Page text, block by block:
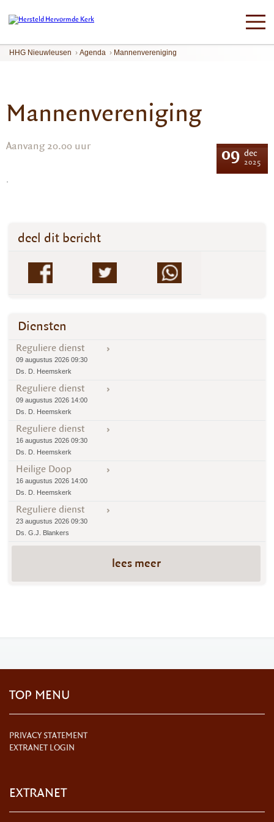
HHG Nieuwleusen › Agenda › Mannenvereniging
Mannenvereniging
Aanvang 20.00 uur 09 dec
2025
.
deel dit bericht
Diensten
Reguliere dienst
09 augustus 2026 09:30
Ds. D. Heemskerk
Reguliere dienst
09 augustus 2026 14:00
Ds. D. Heemskerk
Reguliere dienst
16 augustus 2026 09:30
Ds. D. Heemskerk
Heilige Doop
16 augustus 2026 14:00
Ds. D. Heemskerk
Reguliere dienst
23 augustus 2026 09:30
Ds. G.J. Blankers
lees meer
TOP MENU
PRIVACY STATEMENT
EXTRANET LOGIN
EXTRANET